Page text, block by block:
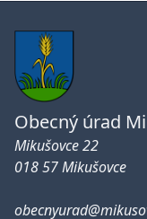
Obecný úrad
Mikušovce 22
018 57 Mikušovce